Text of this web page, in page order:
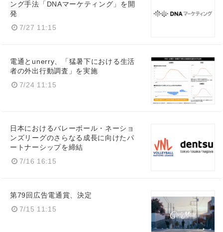
ング手法「DNAマーケティング」を開
発
7/27 11:15
電通とunerry、「猛暑下における生活
者の外出行動調査」を実施
7/24 11:15
日本におけるバレーボール・ネーショ
ンズリーグのさらなる成長に向けたパ
ートナーシップを締結
7/16 16:15
第79回広告電通賞、決定
7/15 11:15
Japanese